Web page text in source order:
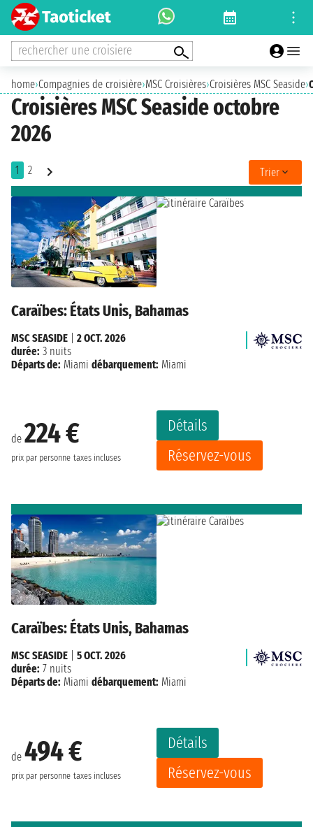
rechercher une croisiere
home›Compagnies de croisière›MSC Croisières›Croisières MSC Seaside›
Croisières MSC Seaside octobre
2026
1 2 Trier
Caraïbes: États Unis, Bahamas
de 224 €
prix par personne taxes incluses
Détails
Réservez-vous
MSC SEASIDE
2 OCT. 2026
durée: 3 nuits
Départs de: Miami débarquement: Miami
Caraïbes: États Unis, Bahamas
de 494 €
prix par personne taxes incluses
Détails
Réservez-vous
MSC SEASIDE
5 OCT. 2026
durée: 7 nuits
Départs de: Miami débarquement: Miami